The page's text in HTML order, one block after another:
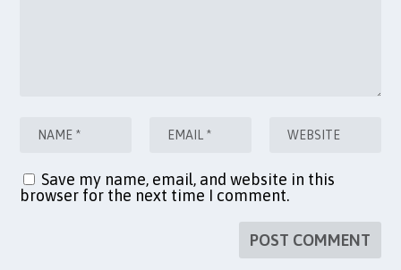
Save my name, email, and website in this
browser for the next time I comment.